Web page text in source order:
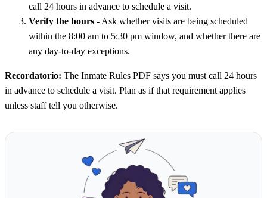
call 24 hours in advance to schedule a visit.
Verify the hours - Ask whether visits are being scheduled
within the 8:00 am to 5:30 pm window, and whether there are
any day-to-day exceptions.
Recordatorio: The Inmate Rules PDF says you must call 24 hours
in advance to schedule a visit. Plan as if that requirement applies
unless staff tell you otherwise.